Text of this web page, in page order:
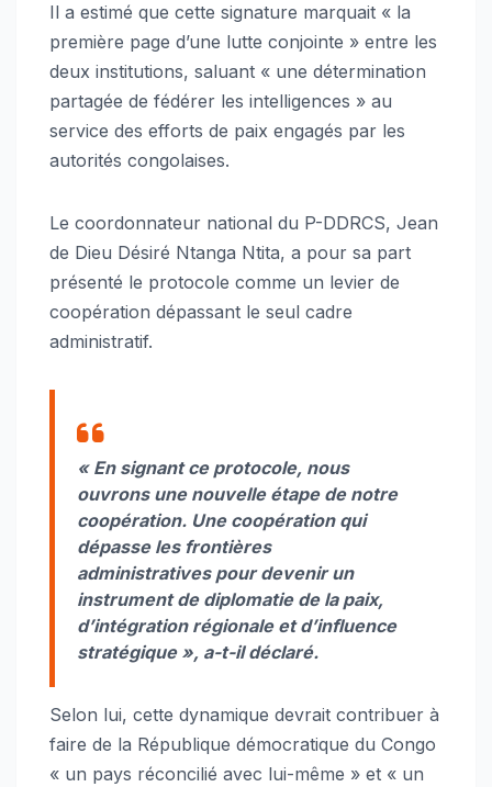
Il a estimé que cette signature marquait « la
première page d’une lutte conjointe » entre les
deux institutions, saluant « une détermination
partagée de fédérer les intelligences » au
service des efforts de paix engagés par les
autorités congolaises.
Le coordonnateur national du P-DDRCS, Jean
de Dieu Désiré Ntanga Ntita, a pour sa part
présenté le protocole comme un levier de
coopération dépassant le seul cadre
administratif.
« En signant ce protocole, nous
ouvrons une nouvelle étape de notre
coopération. Une coopération qui
dépasse les frontières
administratives pour devenir un
instrument de diplomatie de la paix,
d’intégration régionale et d’influence
stratégique », a-t-il déclaré.
Selon lui, cette dynamique devrait contribuer à
faire de la République démocratique du Congo
« un pays réconcilié avec lui-même » et « un